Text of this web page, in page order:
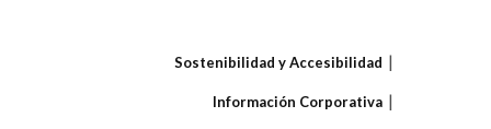
Sostenibilidad y Accesibilidad
Información Corporativa